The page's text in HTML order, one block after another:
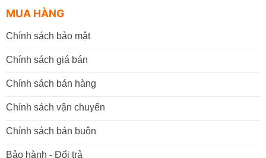
MUA HÀNG
Chính sách bảo mật
Chính sách giá bán
Chính sách bán hàng
Chính sách vận chuyển
Chính sách bán buôn
Bảo hành - Đổi trả